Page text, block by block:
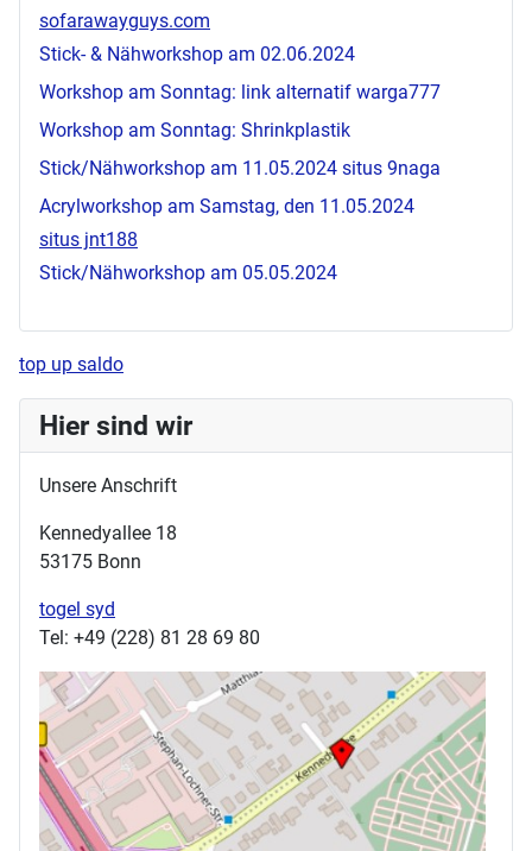
sofarawayguys.com
Stick- & Nähworkshop am 02.06.2024
Workshop am Sonntag: link alternatif warga777
Workshop am Sonntag: Shrinkplastik
Stick/Nähworkshop am 11.05.2024 situs 9naga
Acrylworkshop am Samstag, den 11.05.2024
situs jnt188
Stick/Nähworkshop am 05.05.2024
top up saldo
Hier sind wir
Unsere Anschrift
Kennedyallee 18
53175 Bonn
togel syd
Tel: +49 (228) 81 28 69 80